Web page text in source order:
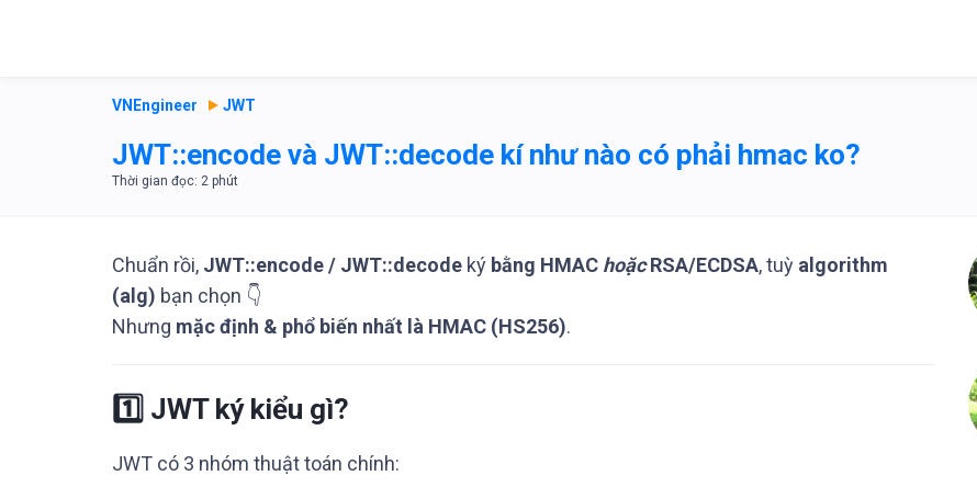
VNEngineer JWT
JWT::encode và JWT::decode kí như nào có phải hmac ko?
Chuẩn rồi, JWT::encode / JWT::decode ký bằng HMAC hoặcRSA/ECDSA, tuỳ algorithm
(alg) bạn chọn 👇
Nhưng mặc định & phổ biến nhất là HMAC (HS256).
1️⃣ JWT ký kiểu gì?
JWT có 3 nhóm thuật toán chính: